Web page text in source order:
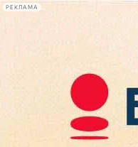
РЕКЛАМА
Сегодня:
2026.08.08
14:33
Афиша Plus